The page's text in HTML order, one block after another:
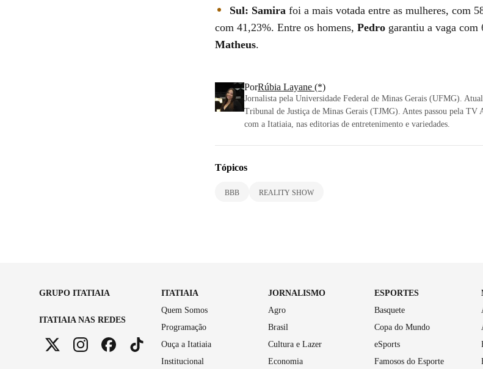
Sul: Samira foi a mais votada entre as mulheres, com
com 41,23%. Entre os homens, Pedro garantiu a vaga
Matheus.
PorRúbia Layane (*)
Jornalista pela Universidade Federal de Minas Gerais (UFMG).
Tribunal de Justiça de Minas Gerais (TJMG). Antes passou pela TV
com a Itatiaia, nas editorias de entretenimento e variedades.
Tópicos
BBB REALITY SHOW
GRUPO ITATIAIA
ITATIAIA NAS REDES
ITATIAIA
Quem Somos
Programação
Ouça a Itatiaia
Institucional
JORNALISMO
Agro
Brasil
Cultura e Lazer
Economia
ESPORTES
Basquete
Copa do Mundo
eSports
Famosos do Esporte